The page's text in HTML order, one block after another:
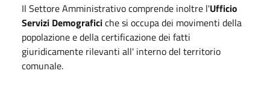
Il Settore Amministrativo comprende inoltre l'Ufficio
Servizi Demograficiche si occupa dei movimenti della
popolazione e della certificazione dei fatti
giuridicamente rilevanti all' interno del territorio
comunale.